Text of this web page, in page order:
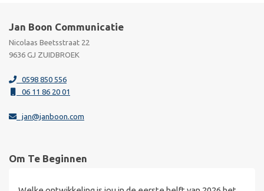
Jan Boon Communicatie
Nicolaas Beetsstraat 22
9636 GJ ZUIDBROEK
0598 850 556
06 11 86 20 01
jan@janboon.com
Om Te Beginnen